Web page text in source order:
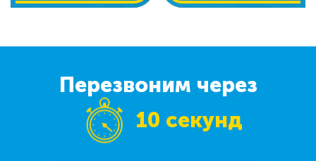
Перезвоним через
10 секунд